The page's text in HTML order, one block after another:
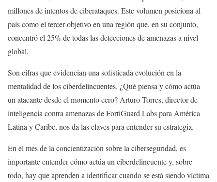
millones de intentos de ciberataques. Este volumen posiciona al
país como el tercer objetivo en una región que, en su conjunto,
concentró el 25% de todas las detecciones de amenazas a nivel
global.
Son cifras que evidencian una sofisticada evolución en la
mentalidad de los ciberdelincuentes. ¿Qué piensa y cómo actúa
un atacante desde el momento cero? Arturo Torres, director de
inteligencia contra amenazas de FortiGuard Labs para América
Latina y Caribe, nos da las claves para entender su estrategia.
En el mes de la concientización sobre la ciberseguridad, es
importante entender cómo actúa un ciberdelincuente y, sobre
todo, hay que aprenden a identificar cuando se está siendo víctima